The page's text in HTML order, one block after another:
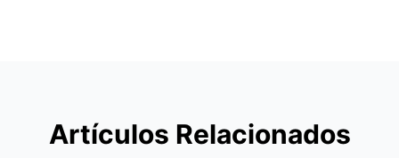
Artículos Relacionados